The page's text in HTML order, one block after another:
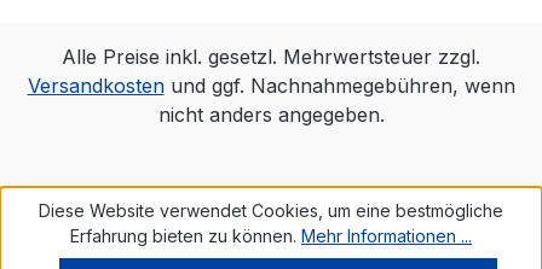
Alle Preise inkl. gesetzl. Mehrwertsteuer zzgl.
Versandkostenund ggf. Nachnahmegebühren, wenn
nicht anders angegeben.
Diese Website verwendet Cookies, um eine bestmögliche
Erfahrung bieten zu können. Mehr Informationen ...